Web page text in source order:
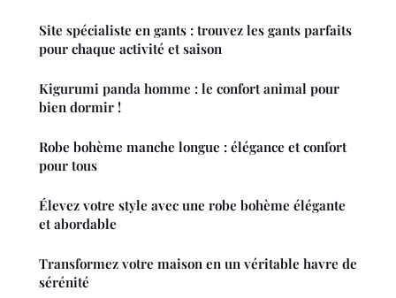
Site spécialiste en gants : trouvez les gants parfaits
pour chaque activité et saison
Kigurumi panda homme : le confort animal pour
bien dormir !
Robe bohème manche longue : élégance et confort
pour tous
Élevez votre style avec une robe bohème élégante
et abordable
Transformez votre maison en un véritable havre de
sérénité